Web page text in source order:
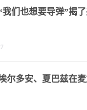
们也想要导弹”揭
尔多安、夏巴兹在